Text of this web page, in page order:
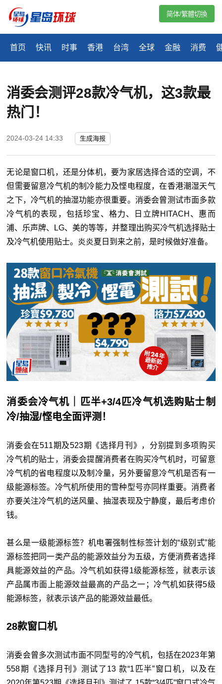
首页 快讯 时事 香港 台湾 全球 金融 消费
简体/繁體切換
消委会测评28款冷气机，这3款最
热门！
2024-03-24 14:33 生成海报
无论是窗口机，还是分体机，要为家居选择合适的空调，不
但需要留意冷气机的制冷能力及悭电程度，在香港潮湿天气
之下，冷气机的抽湿功能亦很重要。消委会曾测试市面多款
冷气机的表现，包括珍宝、格力、日立牌HITACH、惠而
浦、乐声牌、LG、美的等等，并整理出购买冷气机选择贴士
及冷气机使用贴士。炎炎夏日到来之前，是时候做好准备。
消委会冷气机｜匹半+3/4匹冷气机选购贴士制
冷/抽湿/悭电全面评测！
消委会在511期及523期《选择月刊》，分别提到多项购买
冷气机的贴士，消委会提醒消费者在购买冷气机时，可留意
冷气机的省电程度以及制冷量，另外要留意冷气机是否有一
级能源标签。冷气机所使用的雪种型号亦同样重要。消费者
亦要关注冷气机的送风量、抽湿表现及宁静度，最后考虑价
钱。
甚么是一级能源标签？机电署强制性标签计划的“级别式”能
源标签把同一类产品的能源效益分为五级，方便消费者选择
具能源效益的产品。冷气机如获得1级能源标签，就表示该
产品属市面上能源效益最高的产品之一；冷气机如获得5级
能源标签，就表示该产品的能源效益最低。
28款窗口机
消委会曾多次测试市面不同型号的冷气机，包括在2023年第
558期《选择月刊》测试了13 款“1匹半”窗口机，以及在